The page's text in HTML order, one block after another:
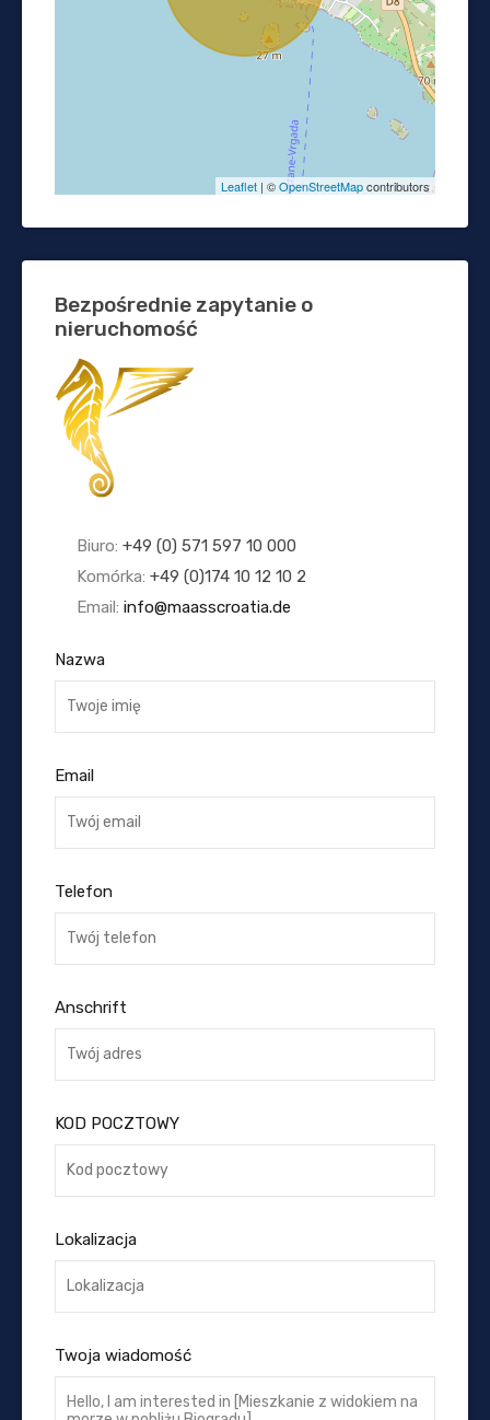
Leaflet | ©OpenStreetMapcontributors
Bezpośrednie zapytanie o
nieruchomość
Biuro: +49 (0) 571 597 10 000
Komórka: +49 (0)174 10 12 10 2
Email: info@maasscroatia.de
Nazwa
Email
Telefon
Anschrift
KOD POCZTOWY
Lokalizacja
Twoja wiadomość